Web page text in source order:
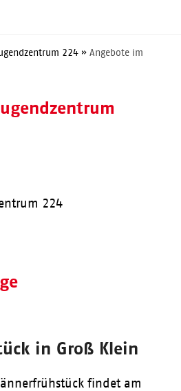
224 »Angebote im
224
in Groß Klein
findet am